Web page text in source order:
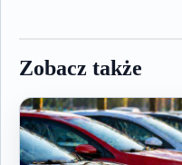
Zobacz także